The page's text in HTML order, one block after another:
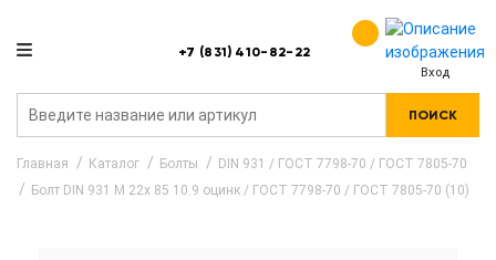
+7 (831) 410-82-22
Вход
ПОИСК
Главная Каталог Болты
DIN 931 / ГОСТ 7798-70 / ГОСТ 7805-70
Болт DIN 931 M 22x 85 10.9 оцинк / ГОСТ 7798-70 / ГОСТ 7805-70 (10)